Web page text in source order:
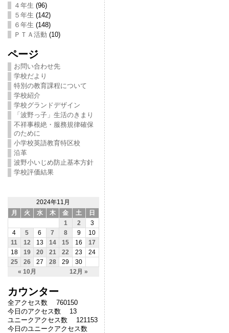
４年生 (96)
５年生 (142)
６年生 (148)
ＰＴＡ活動 (10)
ページ
お問い合わせ先
学校だより
特別の教育課程について
学校紹介
学校グランドデザイン
「波野っ子」生活のきまり
不祥事根絶・服務規律確保
のために
小学校英語教育特区校
沿革
波野小いじめ防止基本方針
学校評価結果
2024年11月
月
火 水 木 金 土 日
« 10月 12月 »
1 2
3
4
5 6 7 8 9
10
11
12 13 14 15 16
17
18
19 20 21 22 23
24
25
26 27 28 29 30
カウンター
全アクセス数 760150
今日のアクセス数 13
ユニークアクセス数 121153
今日のユニークアクセス数